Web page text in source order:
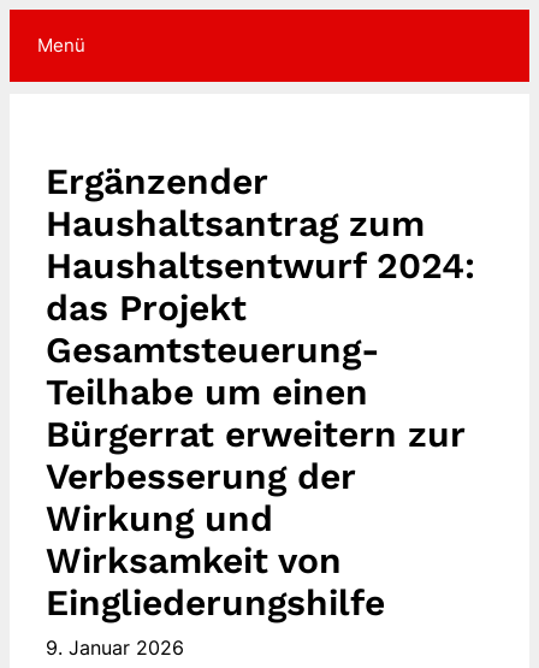
InhaltMenü
Ergänzender
Haushaltsantrag zum
Haushaltsentwurf 2024:
das Projekt
Gesamtsteuerung-
Teilhabe um einen
Bürgerrat erweitern zur
Verbesserung der
Wirkung und
Wirksamkeit von
Eingliederungshilfe
9. Januar 2026